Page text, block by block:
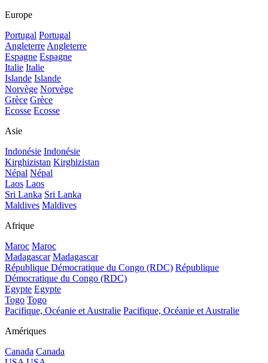
Europe
Portugal Portugal
Angleterre Angleterre
Espagne Espagne
Italie Italie
Islande Islande
Norvège Norvège
Grèce Grèce
Ecosse Ecosse
Asie
Indonésie Indonésie
Kirghizistan Kirghizistan
Népal Népal
Laos Laos
Sri Lanka Sri Lanka
Maldives Maldives
Afrique
Maroc Maroc
Madagascar Madagascar
République Démocratique du Congo (RDC) République
Démocratique du Congo (RDC)
Egypte Egypte
Togo Togo
Pacifique, Océanie et Australie Pacifique, Océanie et Australie
Amériques
Canada Canada